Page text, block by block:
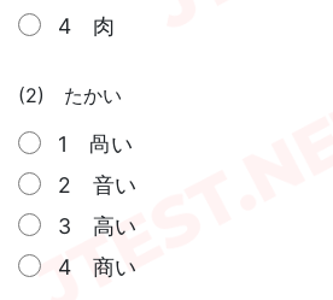
4 肉
(2) たかい
1 咼い
2 音い
3 高い
4 商い